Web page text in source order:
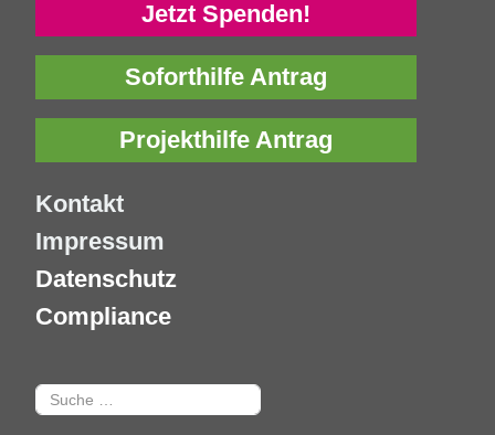
Jetzt Spenden!
Soforthilfe Antrag
Projekthilfe Antrag
Kontakt
Impressum
Datenschutz
Compliance
Suchen